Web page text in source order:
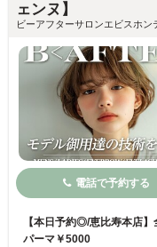
ェンヌ】
ビーアフターサロンエビスホ
電話で予約する
【本日予約◎/恵比寿本店
パーマ￥5000